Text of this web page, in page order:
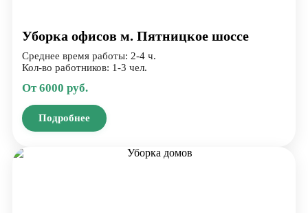
Уборка офисов м. Пятницкое шоссе
Среднее время работы: 2-4 ч.
Кол-во работников: 1-3 чел.
От 6000 руб.
Подробнее